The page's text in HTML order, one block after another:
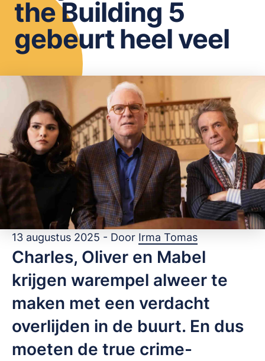
OPSLAAN
the Building 5
gebeurt heel veel
13 augustus 2025 - Door Irma Tomas
Charles, Oliver en Mabel
krijgen warempel alweer te
maken met een verdacht
overlijden in de buurt. En dus
moeten de true crime-